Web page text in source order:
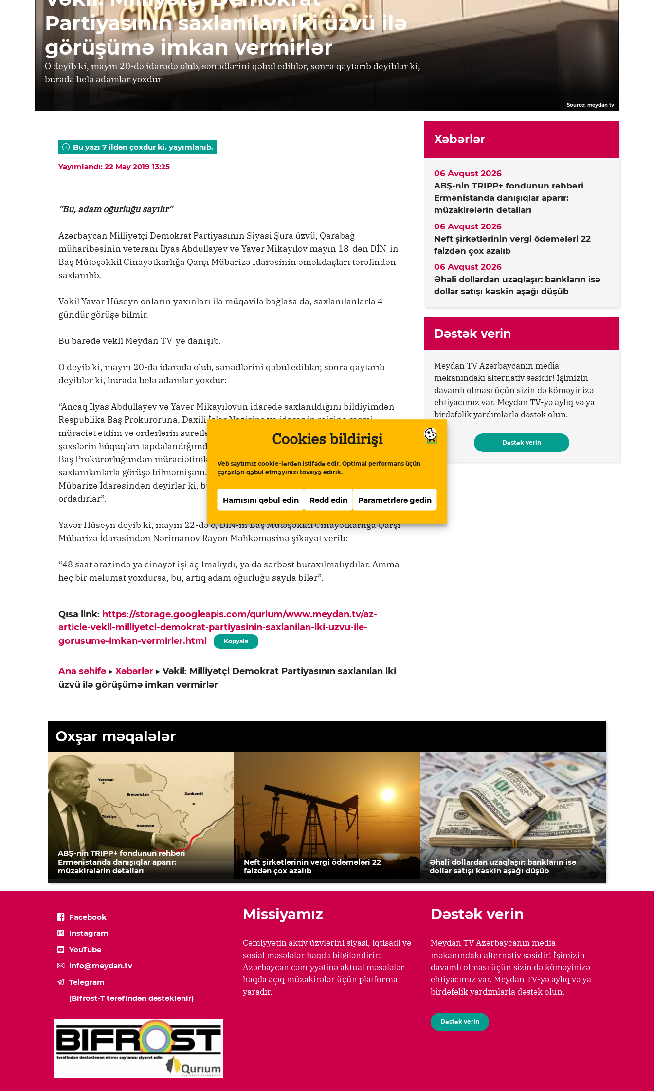
Cookies bildirişi
Veb saytımız cookie-lərdən istifadə edir. Optimal performans üçün
çərəzləri qəbul etməyinizi tövsiyə edirik.
Hamısını qəbul edin Rədd edin Parametrlərə gedin
Partiyasının saxlanılan iki üzvü ilə
görüşümə imkan vermirlər
O deyib ki, mayın 20-də idarədə olub, sənədlərini qəbul ediblər, sonra qaytarıb deyiblər ki,
burada belə adamlar yoxdur
Source: meydan tv
Bu yazı 7 ildən çoxdur ki, yayımlanıb.
Yayımlandı: 22 May 2019 13:25
''Bu, adam oğurluğu sayılır''
Azərbaycan Milliyətçi Demokrat Partiyasının Siyasi Şura üzvü, Qarabağ
müharibəsinin veteranı İlyas Abdullayev və Yavər Mikayılov mayın 18-dən DİN-in
Baş Mütəşəkkil Cinayətkarlığa Qarşı Mübarizə İdarəsinin əməkdaşları tərəfindən
saxlanılıb.
Vəkil Yavər Hüseyn onların yaxınları ilə müqavilə bağlasa da, saxlanılanlarla 4
gündür görüşə bilmir.
Bu barədə vəkil Meydan TV-yə danışıb.
O deyib ki, mayın 20-də idarədə olub, sənədlərini qəbul ediblər, sonra qaytarıb
deyiblər ki, burada belə adamlar yoxdur:
“Ancaq İlyas Abdullayev və Yavər Mikayılovun idarədə saxlanıldığını bildiyimdən
Respublika Baş Prokuroruna, Daxili İşlər Nazirinə və idarənin rəisinə rəsmi
müraciət etdim və orderlərin surətlərini də əlavə etdim. Bildirdim ki, saxlanılan
şəxslərin hüquqları tapdalandığımdan onlarla görüşüm təmin olunsun. Respublika
Baş Prokurorluğundan müraciətimlə məşğul olduqları haqda cavab alsam da, hələ
saxlanılanlarla görüşə bilməmişəm. DİN-in Baş Mütəşəkkil Cinayətkarlığa Qarşı
Mübarizə İdarəsindən deyirlər ki, burda yoxdurlar. Amma dəqiq məlumatım var ki,
ordadırlar”.
Yavər Hüseyn deyib ki, mayın 22-də o, DİN-in Baş Mütəşəkkil Cinayətkarlığa Qarşı
Mübarizə İdarəsindən Nərimanov Rayon Məhkəməsinə şikayət verib:
“48 saat ərazində ya cinayət işi açılmalıydı, ya da sərbəst buraxılmalıydılar. Amma
heç bir məlumat yoxdursa, bu, artıq adam oğurluğu sayıla bilər”.
Qısa link: https://storage.googleapis.com/qurium/www.meydan.tv/az-
article-vekil-milliyetci-demokrat-partiyasinin-saxlanilan-iki-uzvu-ile-
gorusume-imkan-vermirler.html
Kopyala
Ana səhifə ▸ Xəbərlər ▸ Vəkil: Milliyətçi Demokrat Partiyasının saxlanılan iki
üzvü ilə görüşümə imkan vermirlər
Xəbərlər
ABŞ-nin TRIPP+ fondunun rəhbəri
Ermənistanda danışıqlar aparır:
müzakirələrin detalları
06 Avqust 2026
Neft şirkətlərinin vergi ödəmələri 22
faizdən çox azalıb
06 Avqust 2026
Əhali dollardan uzaqlaşır: bankların isə
dollar satışı kəskin aşağı düşüb
06 Avqust 2026
Dəstək verin
Meydan TV Azərbaycanın media
məkanındakı alternativ səsidir! İşimizin
davamlı olması üçün sizin də köməyinizə
ehtiyacımız var. Meydan TV-yə aylıq və ya
birdəfəlik yardımlarla dəstək olun.
Dəstək verin
Oxşar məqalələr
ABŞ-nin TRIPP+ fondunun rəhbəri
Ermənistanda danışıqlar aparır:
müzakirələrin detalları
Neft şirkətlərinin vergi ödəmələri 22
faizdən çox azalıb
Əhali dollardan uzaqlaşır: bankların isə
dollar satışı kəskin aşağı düşüb
Facebook
Instagram
YouTube
info@meydan.tv
Telegram
(Bifrost-T tərəfindən dəstəklənir)
Missiyamız
Cəmiyyətin aktiv üzvlərini siyasi, iqtisadi və
sosial məsələlər haqda bilgiləndirir;
Azərbaycan cəmiyyətinə aktual məsələlər
haqda açıq müzakirələr üçün platforma
yaradır.
Dəstək verin
Meydan TV Azərbaycanın media
məkanındakı alternativ səsidir! İşimizin
davamlı olması üçün sizin də köməyinizə
ehtiyacımız var. Meydan TV-yə aylıq və ya
birdəfəlik yardımlarla dəstək olun.
Dəstək verin